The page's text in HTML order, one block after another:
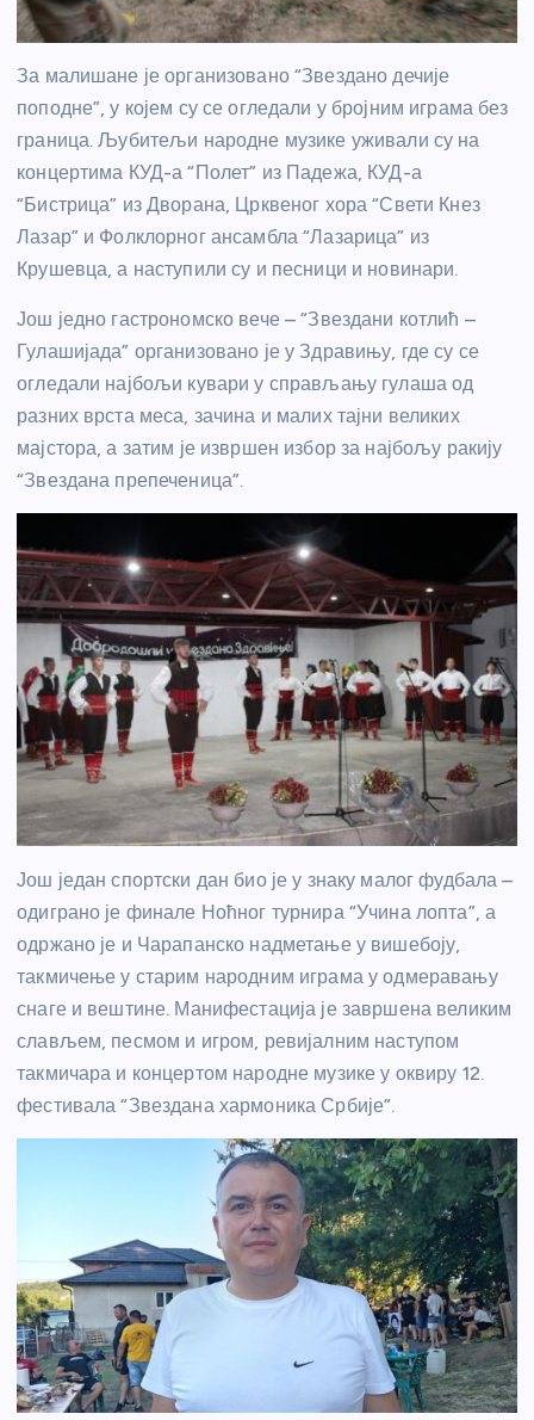
За малишане је организовано “Звездано дечије
поподне”, у којем су се огледали у бројним играма без
граница. Љубитељи народне музике уживали су на
концертима КУД-а “Полет” из Падежа, КУД-а
“Бистрица” из Дворана, Црквеног хора “Свети Кнез
Лазар” и Фолклорног ансамбла “Лазарица” из
Крушевца, а наступили су и песници и новинари.
Још једно гастрономско вече – “Звездани котлић –
Гулашијада” организовано је у Здравињу, где су се
огледали најбољи кувари у справљању гулаша од
разних врста меса, зачина и малих тајни великих
мајстора, а затим је извршен избор за најбољу ракију
“Звездана препеченица”.
Још један спортски дан био је у знаку малог фудбала –
одиграно је финале Ноћног турнира “Учина лопта”, а
одржано је и Чарапанско надметање у вишебоју,
такмичење у старим народним играма у одмеравању
снаге и вештине. Манифестација је завршена великим
слављем, песмом и игром, ревијалним наступом
такмичара и концертом народне музике у оквиру 12.
фестивала “Звездана хармоника Србије”.